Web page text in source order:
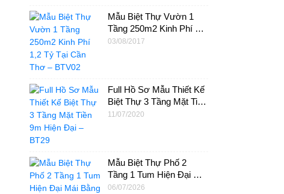
Mẫu Biệt Thự Vườn 1
Tầng 250m2 Kinh Phí 1,2
Tỷ Tại Cần Thơ – BTV02
03/08/2017
Full Hồ Sơ Mẫu Thiết Kế
Biệt Thự 3 Tầng Mặt Tiền
9m Hiện Đại – BT29
11/07/2020
Mẫu Biệt Thự Phố 2
Tầng 1 Tum Hiện Đại Mái
Bằng Tại Nghệ An –
06/07/2026